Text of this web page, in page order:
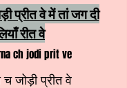
प्रीत वे में तां जग दी
रीत वे
ch jodi prit ve
च जोड़ी प्रीत वे